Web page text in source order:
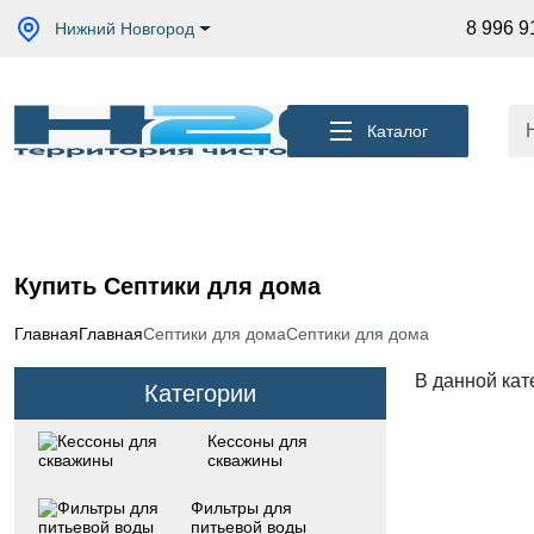
Нижний Новгород 8 996
Каталог
Акции
скважины
Фильтры
коттеджа
Септики
для
дома
Электрические
Купить Септики для дома
ГлавнаяГлавнаяСептики для домаСептики для дома
Категории
Кессоны для
скважины
Фильтры для
питьевой воды
В данной